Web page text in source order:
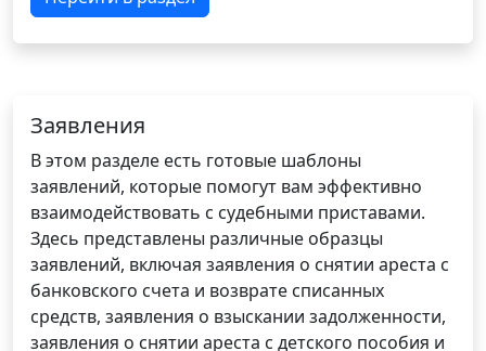
Заявления
В этом разделе есть готовые шаблоны
заявлений, которые помогут вам эффективно
взаимодействовать с судебными приставами.
Здесь представлены различные образцы
заявлений, включая заявления о снятии ареста с
банковского счета и возврате списанных
средств, заявления о взыскании задолженности,
заявления о снятии ареста с детского пособия и